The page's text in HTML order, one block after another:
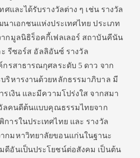
ศและได้รับรางวัลต่าง ๆ เช่น รางวัล
าเอกชนแห่งประเทศไทย ประเภท
กมูลนิธิร็อคกี้เฟลเลอร์ สถาบันคีนัน
ะ รีซอร์ส อัลลิอันซ์ รางวัล
กรสาธารณกุศลระดับ 5 ดาว จาก
บริหารงานด้วยหลักธรรมาภิบาล มี
เงิน และมีความโปร่งใส จากสมา
ลคนดีต้นแบบคุณธรรมไทยจาก
ารในประเทศไทย และ รางวัล
กมหาวิทยาลัยขอนแก่นในฐานะ
ดีอันเป็นประโยชน์ต่อสังคม เป็นต้น